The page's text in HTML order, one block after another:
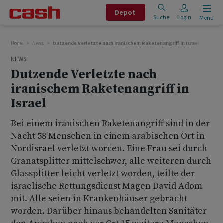
Depot
Suche Login Menu
Home News Dutzende Verletzte nach iranischem Raketenangriff in Israel
NEWS
Dutzende Verletzte nach
iranischem Raketenangriff in
Israel
Bei einem iranischen Raketenangriff sind in der
Nacht 58 Menschen in einem arabischen Ort in
Nordisrael verletzt worden. Eine Frau sei durch
Granatsplitter mittelschwer, alle weiteren durch
Glassplitter leicht verletzt worden, teilte der
israelische Rettungsdienst Magen David Adom
mit. Alle seien in Krankenhäuser gebracht
worden. Darüber hinaus behandelten Sanitäter